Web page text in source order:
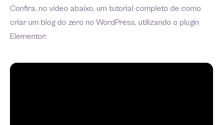
Confira, no vídeo abaixo, um tutorial completo de como
criar um blog do zero no WordPress, utilizando o plugin
Elementor: